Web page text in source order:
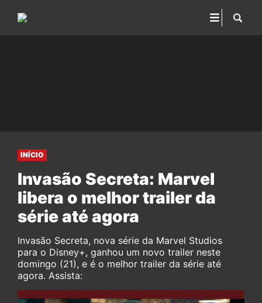
INÍCIO
Invasão Secreta: Marvel
libera o melhor trailer da
série até agora
Invasão Secreta, nova série da Marvel Studios
para o Disney+, ganhou um novo trailer neste
domingo (21), e é o melhor trailer da série até
agora. Assista: